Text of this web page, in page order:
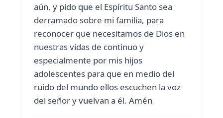
aún, y pido que el Espíritu Santo sea
derramado sobre mi familia, para
reconocer que necesitamos de Dios en
nuestras vidas de continuo y
especialmente por mis hijos
adolescentes para que en medio del
ruido del mundo ellos escuchen la voz
del señor y vuelvan a él. Amén